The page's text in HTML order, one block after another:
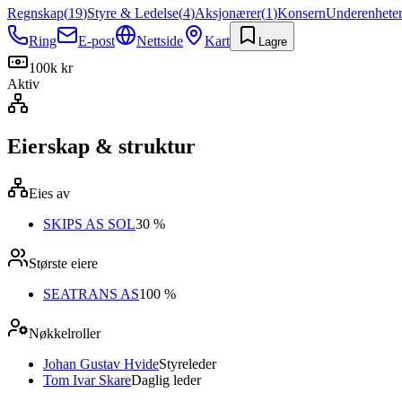
Regnskap(19)Styre & Ledelse(4)Aksjonærer(1)KonsernUnderenheter
Ring
E-post Nettside Kart Lagre
100k kr
Aktiv
Eierskap & struktur
Eies av
SKIPS AS SOL30 %
Største eiere
SEATRANS AS100 %
Nøkkelroller
Johan Gustav HvideStyreleder
Tom Ivar SkareDaglig leder